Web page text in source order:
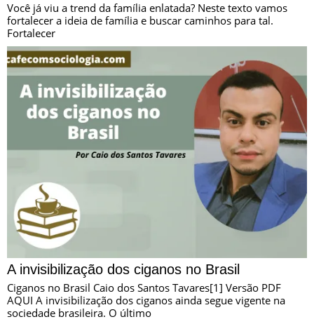
Você já viu a trend da família enlatada? Neste texto vamos
fortalecer a ideia de família e buscar caminhos para tal.
Fortalecer
A invisibilização dos ciganos no Brasil
Ciganos no Brasil Caio dos Santos Tavares[1] Versão PDF
AQUI A invisibilização dos ciganos ainda segue vigente na
sociedade brasileira. O último